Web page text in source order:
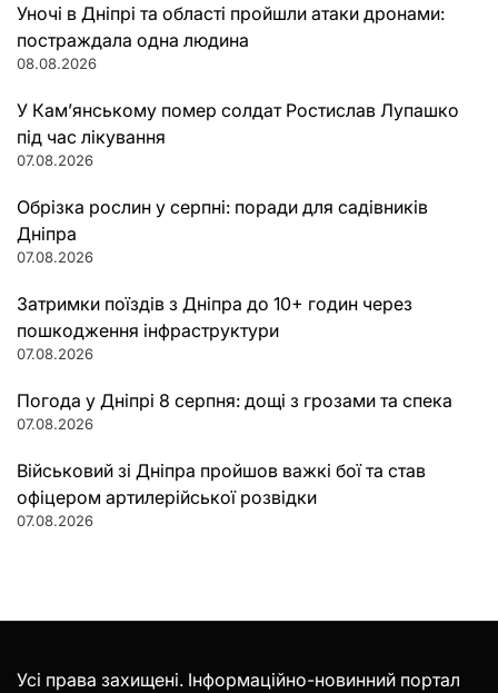
Уночі в Дніпрі та області пройшли атаки дронами:
постраждала одна людина
08.08.2026
У Кам’янському помер солдат Ростислав Лупашко
під час лікування
07.08.2026
Обрізка рослин у серпні: поради для садівників
Дніпра
07.08.2026
Затримки поїздів з Дніпра до 10+ годин через
пошкодження інфраструктури
07.08.2026
Погода у Дніпрі 8 серпня: дощі з грозами та спека
07.08.2026
Військовий зі Дніпра пройшов важкі бої та став
офіцером артилерійської розвідки
07.08.2026
Усі права захищені. Інформаційно-новинний портал